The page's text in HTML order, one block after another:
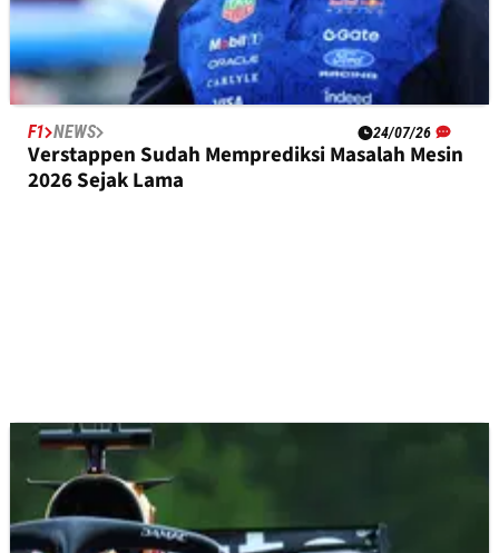
F1 NEWS 24/07/26
Verstappen Sudah Memprediksi Masalah Mesin
2026 Sejak Lama